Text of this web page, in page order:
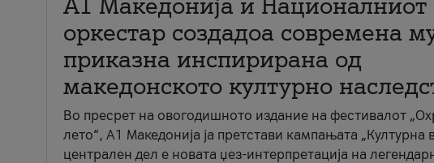
оркестар создадоа современа
приказна инспирирана од
македонското културно
Во пресрет на овогодишното издание на фестивалот
лето“, А1 Македонија ја претстави кампањата „Културна
централен дел е новата џез-интерпретација на